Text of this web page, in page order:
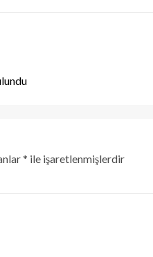
* ile işaretlenmişlerdir